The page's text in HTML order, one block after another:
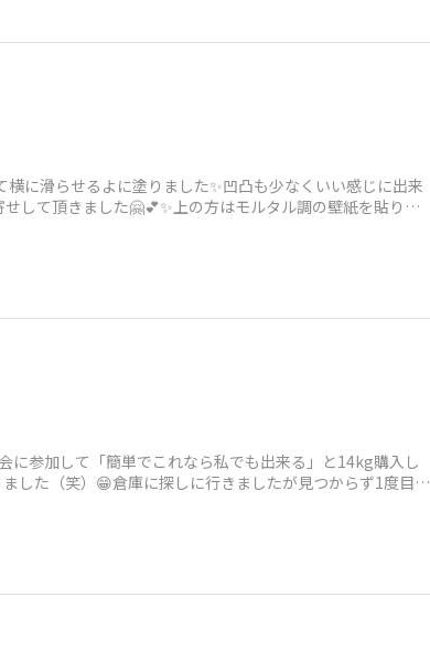
に滑らせるよに塗りました✨凹凸も少なくいい感じに出来
して頂きました🤗💕✨上の方はモルタル調の壁紙を貼り見
に参加して「簡単でこれなら私でも出来る」と14kg購入し
した（笑）😁倉庫に探しに行きましたが見つからず1度目で